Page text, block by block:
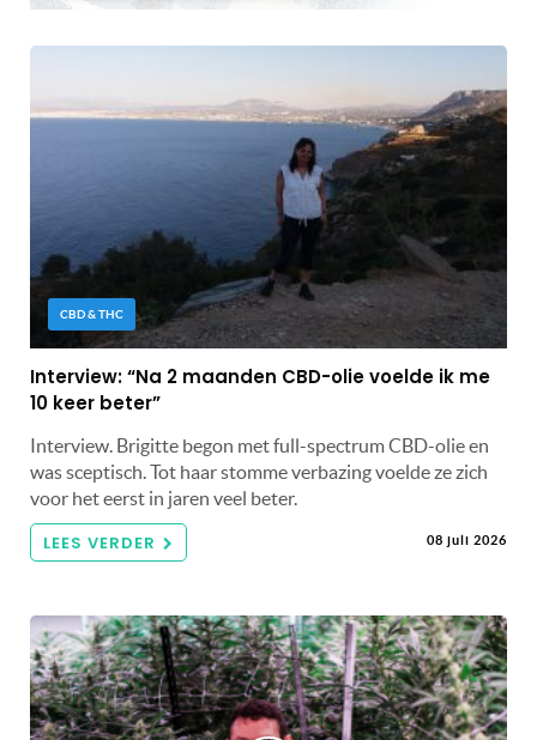
CBD & THC
Interview: “Na 2 maanden CBD-olie voelde ik me
10 keer beter”
Interview. Brigitte begon met full-spectrum CBD-olie en
was sceptisch. Tot haar stomme verbazing voelde ze zich
voor het eerst in jaren veel beter.
LEES VERDER 08 juli 2026